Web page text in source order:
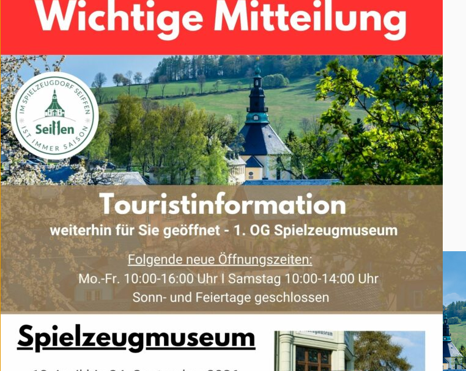
Heimatmuseum Deutschneudorf
Abenteuer Bergwerk “Fortuna Fundgrube”
Seiffener Weihnacht
Bewerbung „Seiffener Weihnacht“
Anfahrt zur Seiffener Weihnacht
Wunschbriefkasten
Lichterzug auf Bergbaupfaden
Rentiermobil
Zinnwerkstatt
Seiffener Sternenmarkt
Weihnachtskalender
Höhepunkte